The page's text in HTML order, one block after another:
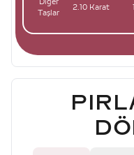
Taşlar
2.10 Karat 1